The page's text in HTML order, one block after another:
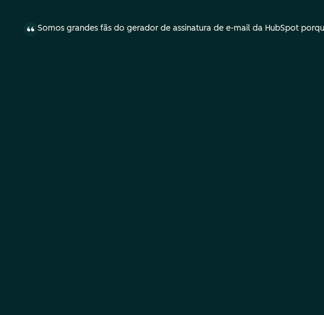
Somos grandes fãs do gerador de assinatura de e-mail da HubSpot